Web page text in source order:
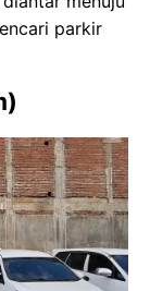
parkir